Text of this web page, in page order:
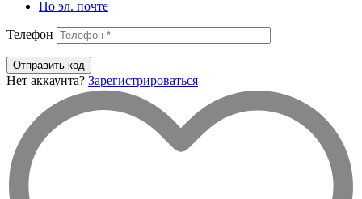
По эл. почте
Телефон
Отправить код
Нет аккаунта? Зарегистрироваться